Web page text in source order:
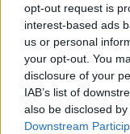
opt-out request is
interest-based ads
us or personal
your opt-out. You
disclosure of your
IAB’s list of
also be disclosed
Downstream
A lisztbe elkeverem a
margarint.
Hozzáadom a
összegyúrom, majd 2
hűtőben.
A 2 tésztacipót
sütőpapírral, ráfektetem
rászórom a durvára tört